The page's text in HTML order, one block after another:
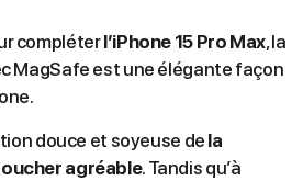
compléterl’iPhone 15 Pro Max, la
MagSafe est une élégante façon
douce et soyeuse de la
agréable. Tandis qu’à